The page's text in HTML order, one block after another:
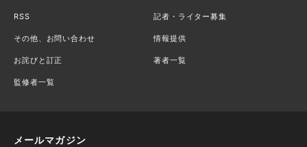
RSS 記者・ライター募集
その他、お問い合わせ 情報提供
お詫びと訂正 著者一覧
監修者一覧
メールマガジン